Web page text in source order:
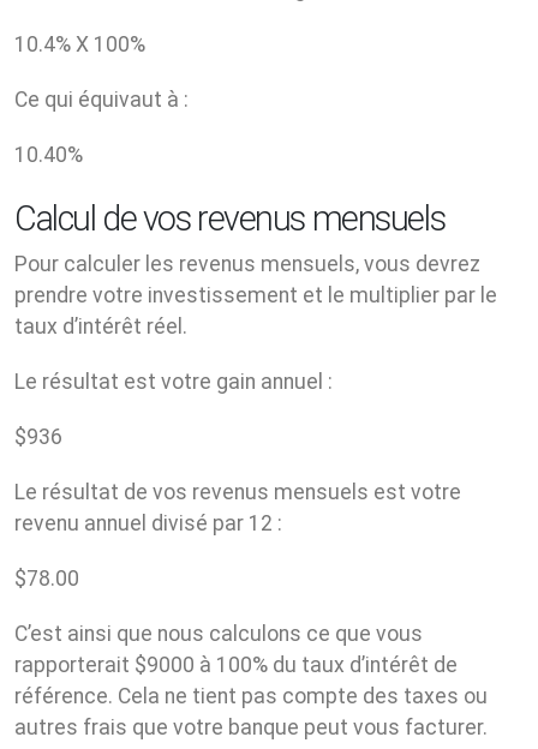
10.4% X 100%
Ce qui équivaut à :
10.40%
Calcul de vos revenus mensuels
Pour calculer les revenus mensuels, vous devrez
prendre votre investissement et le multiplier par le
taux d’intérêt réel.
Le résultat est votre gain annuel :
$936
Le résultat de vos revenus mensuels est votre
revenu annuel divisé par 12 :
$78.00
C’est ainsi que nous calculons ce que vous
rapporterait $9000 à 100% du taux d’intérêt de
référence. Cela ne tient pas compte des taxes ou
autres frais que votre banque peut vous facturer.